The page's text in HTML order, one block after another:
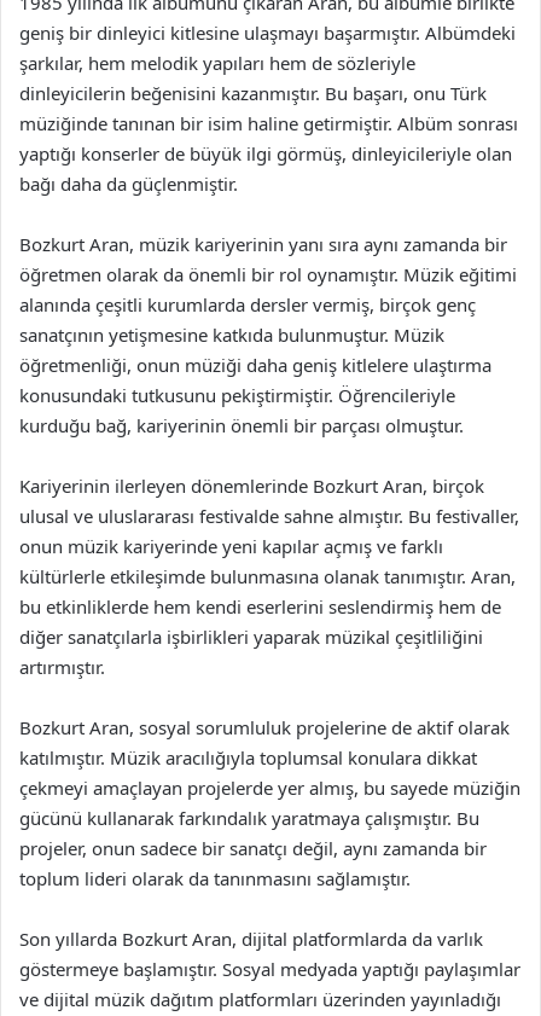
geniş bir dinleyici kitlesine ulaşmayı başarmıştır. Albümdeki
şarkılar, hem melodik yapıları hem de sözleriyle
dinleyicilerin beğenisini kazanmıştır. Bu başarı, onu Türk
müziğinde tanınan bir isim haline getirmiştir. Albüm sonrası
yaptığı konserler de büyük ilgi görmüş, dinleyicileriyle olan
bağı daha da güçlenmiştir.
Bozkurt Aran, müzik kariyerinin yanı sıra aynı zamanda bir
öğretmen olarak da önemli bir rol oynamıştır. Müzik eğitimi
alanında çeşitli kurumlarda dersler vermiş, birçok genç
sanatçının yetişmesine katkıda bulunmuştur. Müzik
öğretmenliği, onun müziği daha geniş kitlelere ulaştırma
konusundaki tutkusunu pekiştirmiştir. Öğrencileriyle
kurduğu bağ, kariyerinin önemli bir parçası olmuştur.
Kariyerinin ilerleyen dönemlerinde Bozkurt Aran, birçok
ulusal ve uluslararası festivalde sahne almıştır. Bu festivaller,
onun müzik kariyerinde yeni kapılar açmış ve farklı
kültürlerle etkileşimde bulunmasına olanak tanımıştır. Aran,
bu etkinliklerde hem kendi eserlerini seslendirmiş hem de
diğer sanatçılarla işbirlikleri yaparak müzikal çeşitliliğini
artırmıştır.
Bozkurt Aran, sosyal sorumluluk projelerine de aktif olarak
katılmıştır. Müzik aracılığıyla toplumsal konulara dikkat
çekmeyi amaçlayan projelerde yer almış, bu sayede müziğin
gücünü kullanarak farkındalık yaratmaya çalışmıştır. Bu
projeler, onun sadece bir sanatçı değil, aynı zamanda bir
toplum lideri olarak da tanınmasını sağlamıştır.
Son yıllarda Bozkurt Aran, dijital platformlarda da varlık
göstermeye başlamıştır. Sosyal medyada yaptığı paylaşımlar
ve dijital müzik dağıtım platformları üzerinden yayınladığı